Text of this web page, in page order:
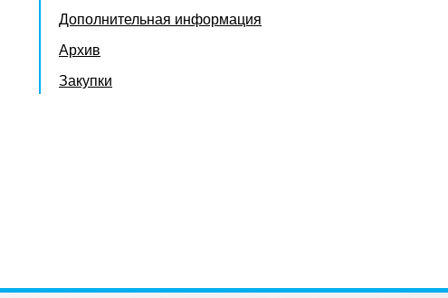
Дополнительная информация
Архив
Закупки